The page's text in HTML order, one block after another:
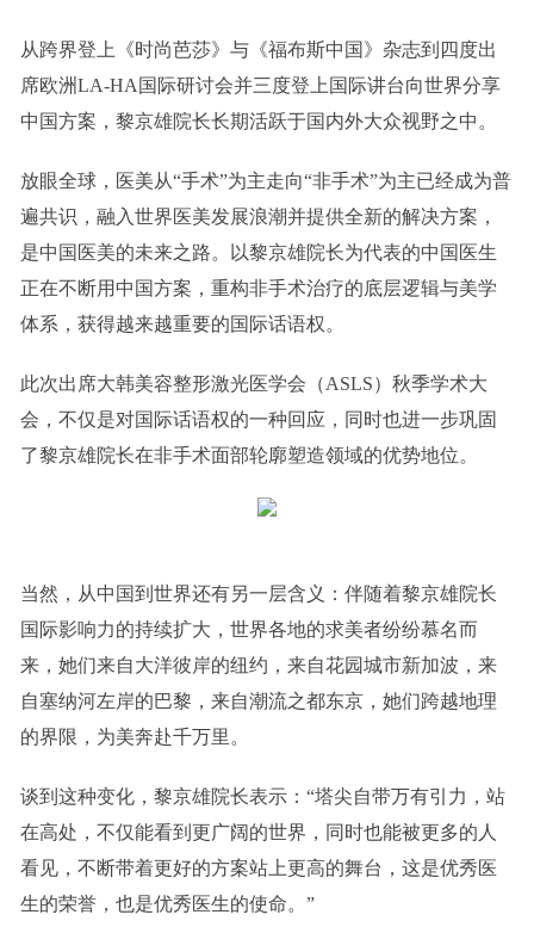
从跨界登上《时尚芭莎》与《福布斯中国》杂志到四度出
席欧洲LA-HA国际研讨会并三度登上国际讲台向世界分享
中国方案，黎京雄院长长期活跃于国内外大众视野之中。
放眼全球，医美从“手术”为主走向“非手术”为主已经成为普
遍共识，融入世界医美发展浪潮并提供全新的解决方案，
是中国医美的未来之路。以黎京雄院长为代表的中国医生
正在不断用中国方案，重构非手术治疗的底层逻辑与美学
体系，获得越来越重要的国际话语权。
此次出席大韩美容整形激光医学会（ASLS）秋季学术大
会，不仅是对国际话语权的一种回应，同时也进一步巩固
了黎京雄院长在非手术面部轮廓塑造领域的优势地位。
当然，从中国到世界还有另一层含义：伴随着黎京雄院长
国际影响力的持续扩大，世界各地的求美者纷纷慕名而
来，她们来自大洋彼岸的纽约，来自花园城市新加波，来
自塞纳河左岸的巴黎，来自潮流之都东京，她们跨越地理
的界限，为美奔赴千万里。
谈到这种变化，黎京雄院长表示：“塔尖自带万有引力，站
在高处，不仅能看到更广阔的世界，同时也能被更多的人
看见，不断带着更好的方案站上更高的舞台，这是优秀医
生的荣誉，也是优秀医生的使命。”